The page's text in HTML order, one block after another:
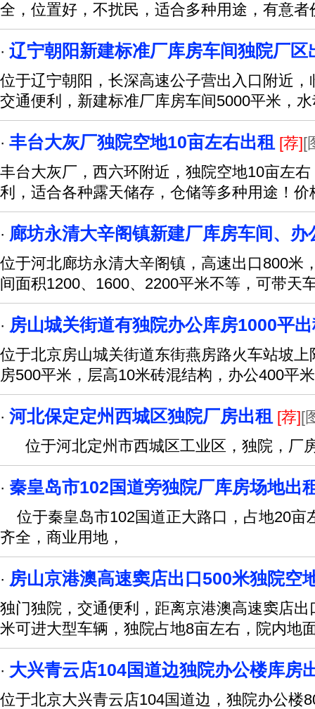
全，位置好，不扰民，适合多种用途，有意者
· 辽宁朝阳新建标准厂库房车间独院厂区
位于辽宁朝阳，长深高速公子营出入口附近
交通便利，新建标准厂库房车间5000平米，
· 丰台大灰厂独院空地10亩左右出租 [荐][
丰台大灰厂，西六环附近，独院空地10亩左
利，适合各种露天储存，仓储等多种用途！价
· 廊坊永清大辛阁镇新建厂库房车间、办
位于河北廊坊永清大辛阁镇，高速出口800米
间面积1200、1600、2200平米不等，可带天
· 房山城关街道有独院办公库房1000平
位于北京房山城关街道东街燕房路火车站坡
房500平米，层高10米砖混结构，办公400平
· 河北保定定州西城区独院厂房出租 [荐][
位于河北定州市西城区工业区，独院，厂
· 秦皇岛市102国道旁独院厂库房场地出
位于秦皇岛市102国道正大路口，占地20亩
齐全，商业用地，
· 房山京港澳高速窦店出口500米独院空
独门独院，交通便利，距离京港澳高速窦店
米可进大型车辆，独院占地8亩左右，院内地
· 大兴青云店104国道边独院办公楼库房
位于北京大兴青云店104国道边，独院办公楼